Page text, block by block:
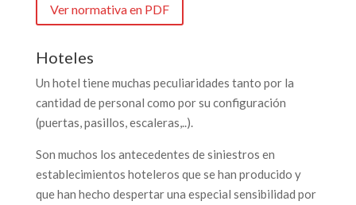
Ver normativa en PDF
Hoteles
Un hotel tiene muchas peculiaridades tanto por la
cantidad de personal como por su configuración
(puertas, pasillos, escaleras,..).
Son muchos los antecedentes de siniestros en
establecimientos hoteleros que se han producido y
que han hecho despertar una especial sensibilidad por